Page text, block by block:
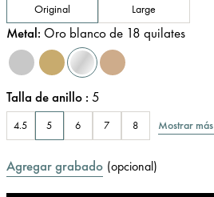
Original Large
Metal: Oro blanco de 18 quilates
Talla de anillo : 5
4.5 5 6 7 8 Mostrar
Agregar grabado (opcional)